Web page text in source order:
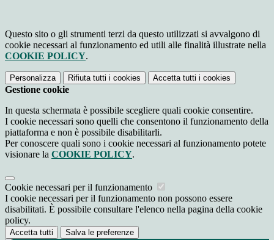
Questo sito o gli strumenti terzi da questo utilizzati si avvalgono di
cookie necessari al funzionamento ed utili alle finalità illustrate nella
COOKIE POLICY.
Personalizza Rifiuta tutti i cookies Accetta tutti i cookies
Gestione cookie
In questa schermata è possibile scegliere quali cookie consentire.
I cookie necessari sono quelli che consentono il funzionamento della
piattaforma e non è possibile disabilitarli.
Per conoscere quali sono i cookie necessari al funzionamento potete
visionare la COOKIE POLICY.
Cookie necessari per il funzionamento
I cookie necessari per il funzionamento non possono essere
disabilitati. È possibile consultare l'elenco nella pagina della cookie
policy.
Accetta tutti Salva le preferenze